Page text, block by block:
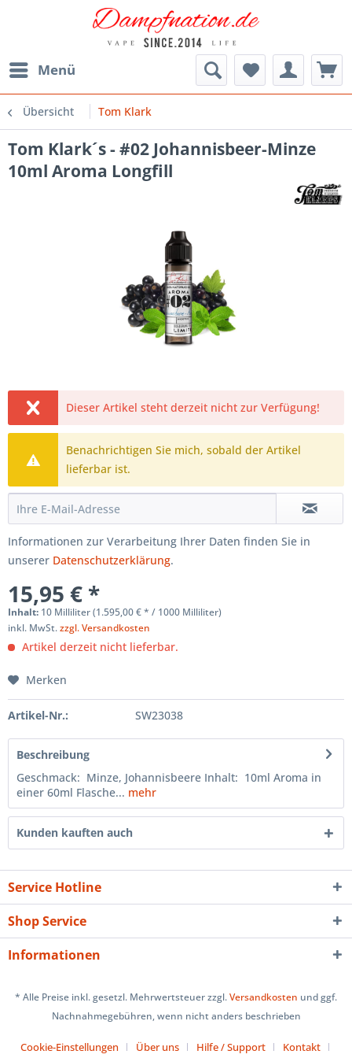
Menü
Übersicht Tom Klark
Tom Klark´s - #02 Johannisbeer-Minze
10ml Aroma Longfill
Dieser Artikel steht derzeit nicht zur Verfügung!
Benachrichtigen Sie mich, sobald der Artikel
lieferbar ist.
Informationen zur Verarbeitung Ihrer Daten finden Sie in
unserer Datenschutzerklärung.
15,95 € *
Inhalt: 10 Milliliter (1.595,00 € * / 1000 Milliliter)
inkl. MwSt.zzgl. Versandkosten
Artikel derzeit nicht lieferbar.
Merken
Artikel-Nr.: SW23038
Beschreibung
Geschmack: Minze, Johannisbeere Inhalt: 10ml Aroma in
einer 60ml Flasche... mehr
Kunden kauften auch
Service Hotline
Shop Service
Informationen
* Alle Preise inkl. gesetzl. Mehrwertsteuer zzgl.Versandkosten und ggf.
Nachnahmegebühren, wenn nicht anders beschrieben
Cookie-Einstellungen Über uns Hilfe / Support Kontakt